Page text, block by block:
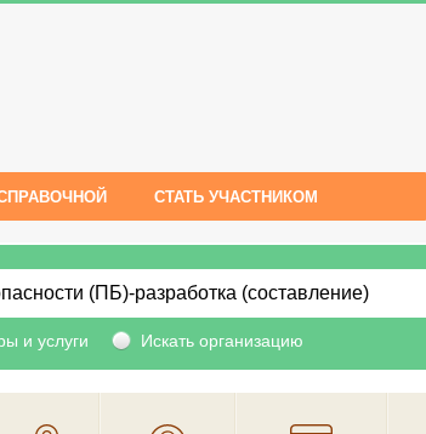
СТАТЬ УЧАСТНИКОМ
и услуги Искать организацию